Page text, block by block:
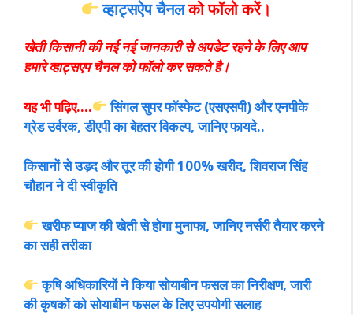
व्हाट्सऐप चैनलको फॉलो करें।
खेती किसानी की नई नई जानकारी से अपडेट रहने के लिए आप
हमारे व्हाट्सएप चैनल को फॉलो कर सकते है।
यह भी पढ़िए….
सिंगल सुपर फॉस्फेट (एसएसपी) और एनपीके
ग्रेड उर्वरक, डीएपी का बेहतर विकल्प, जानिए फायदे..
किसानों से उड़द और तूर की होगी 100% खरीद, शिवराज सिंह
चौहान ने दी स्वीकृति
खरीफ प्याज की खेती से होगा मुनाफा, जानिए नर्सरी तैयार करने
का सही तरीका
कृषि अधिकारियों ने किया सोयाबीन फसल का निरीक्षण, जारी
की कृषकों को सोयाबीन फसल के लिए उपयोगी सलाह